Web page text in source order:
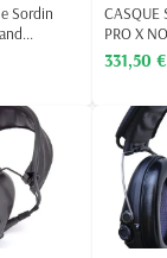
Sordin
CASQUE
PRO X
331,50 €